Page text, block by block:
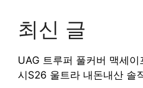
최신 글
UAG 트루퍼 풀커버 맥세
시S26 울트라 내돈내산 솔